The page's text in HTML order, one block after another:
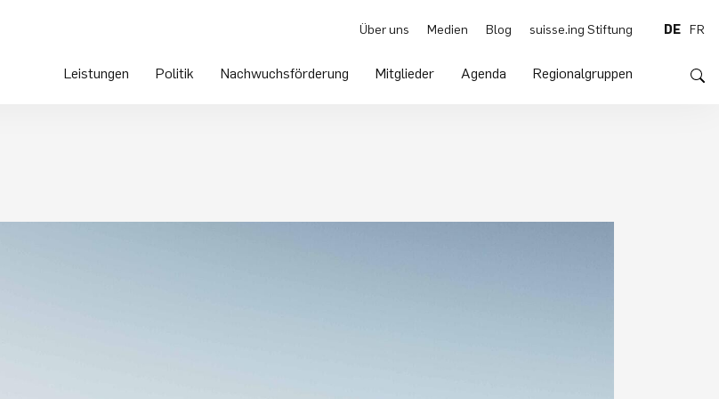
Leistungen Politik Nachwuchsförderung Mitglieder Agenda Regionalgruppen
Über uns Medien Blog suisse.ing Stiftung DE FR